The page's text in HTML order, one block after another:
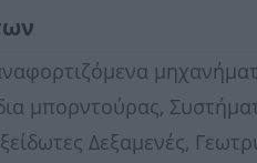
μπορντούρας,
Δεξαμενές,